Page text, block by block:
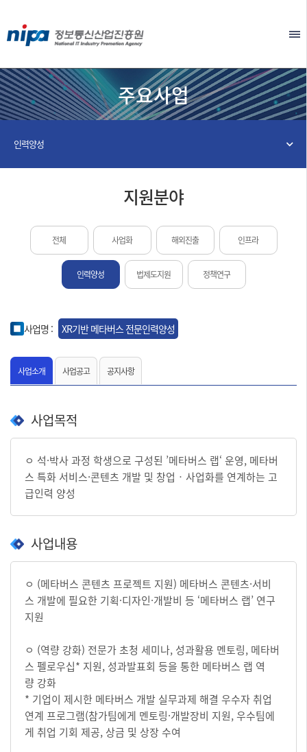
주요사업
인력양성
지원분야
전체 사업화 해외진출 인프라
인력양성 법제도지원 정책연구
사업명 : XR기반 메타버스 전문인력양성
사업소개 사업공고 공지사항
사업목적
ㅇ 석·박사 과정 학생으로 구성된 ’메타버스 랩‘ 운영, 메타버
스 특화 서비스·콘텐츠 개발 및 창업‧사업화를 연계하는 고
급인력 양성
사업내용
ㅇ (메타버스 콘텐츠 프로젝트 지원) 메타버스 콘텐츠·서비
스 개발에 필요한 기획·디자인·개발비 등 ‘메타버스 랩’ 연구
지원
ㅇ (역량 강화) 전문가 초청 세미나, 성과활용 멘토링, 메타버
스 펠로우십* 지원, 성과발표회 등을 통한 메타버스 랩 역
량 강화
* 기업이 제시한 메타버스 개발 실무과제 해결 우수자 취업
연계 프로그램(참가팀에게 멘토링·개발장비 지원, 우수팀에
게 취업 기회 제공, 상금 및 상장 수여